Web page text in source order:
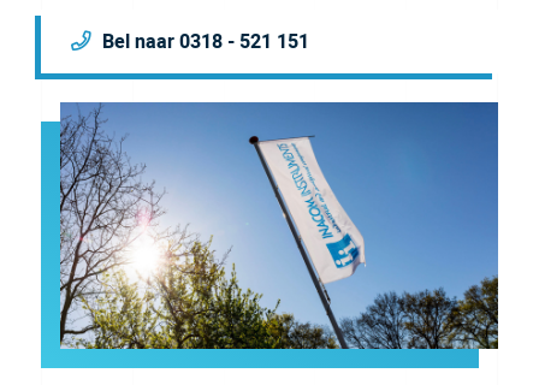
Bel naar 0318 - 521 151